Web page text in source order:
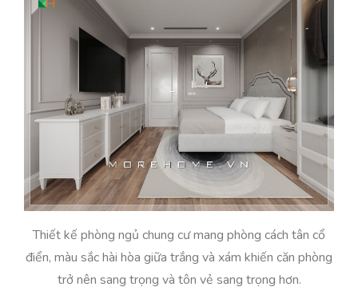
Thiết kế phòng ngủ chung cư mang phòng cách tân cổ
điển, màu sắc hài hòa giữa trắng và xám khiến căn phòng
trở nên sang trọng và tôn vẻ sang trọng hơn.